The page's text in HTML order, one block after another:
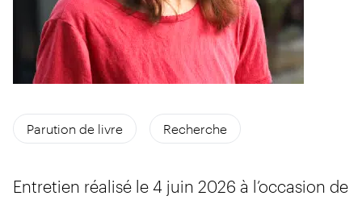
Parution de livre Recherche
Entretien réalisé le 4 juin 2026 à l’occasion de